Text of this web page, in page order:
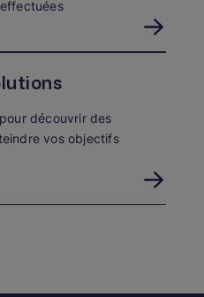
découvrir des
vos objectifs